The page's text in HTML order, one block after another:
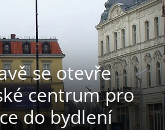
se otevře
centrum pro
do bydlení